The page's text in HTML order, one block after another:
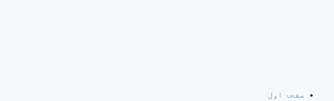
صفحۂ اول